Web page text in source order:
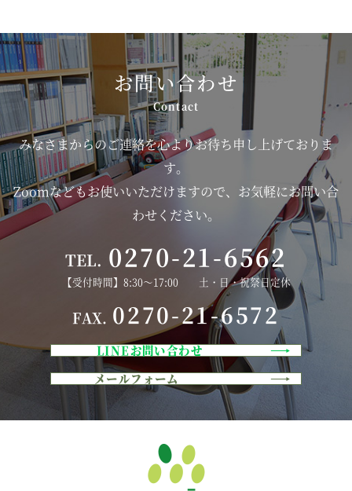
お問い合わせ
みなさまからのご連絡を心よりお待ち申し上げておりま
す。
Zoomなどもお使いいただけますので、お気軽にお問い合
わせください。
TEL. 0270-21-6562
【受付時間】8:30～17:00 土・日・祝祭日定休
FAX. 0270-21-6572
LINEお問い合わせ
メールフォーム